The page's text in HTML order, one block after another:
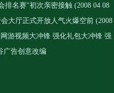
排名赛"初次亲密接触 (2008 04 08
大厅正式开放人气火爆空前 (2008
游视频大冲锋 强化礼包大冲锋 强
广告创意改编